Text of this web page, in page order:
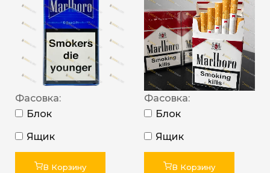
Фасовка:
Блок
Ящик
В Корзину
Фасовка:
Блок
Ящик
В Корзину